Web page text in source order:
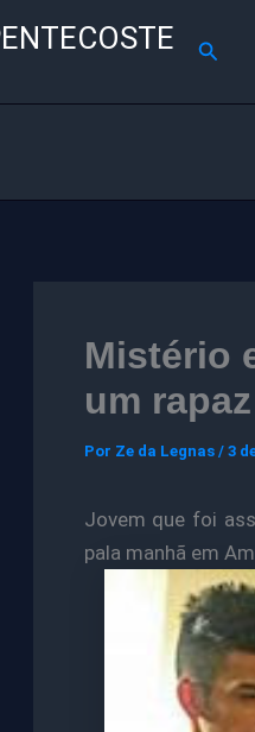
Mistério
um
Por Ze da Legnas / 3
Jovem que foi
pala manhã em